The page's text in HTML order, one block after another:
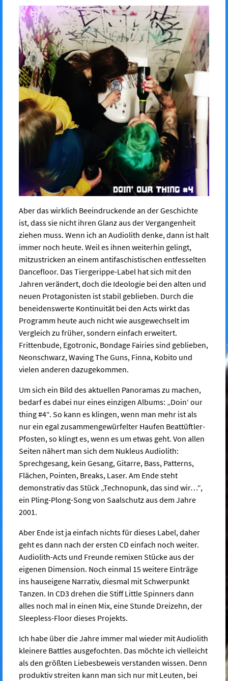
Aber das wirklich Beeindruckende an der Geschichte
ist, dass sie nicht ihren Glanz aus der Vergangenheit
ziehen muss. Wenn ich an Audiolith denke, dann ist halt
immer noch heute. Weil es ihnen weiterhin gelingt,
mitzustricken an einem antifaschistischen entfesselten
Dancefloor. Das Tiergerippe-Label hat sich mit den
Jahren verändert, doch die Ideologie bei den alten und
neuen Protagonisten ist stabil geblieben. Durch die
beneidenswerte Kontinuität bei den Acts wirkt das
Programm heute auch nicht wie ausgewechselt im
Vergleich zu früher, sondern einfach erweitert.
Frittenbude, Egotronic, Bondage Fairies sind geblieben,
Neonschwarz, Waving The Guns, Finna, Kobito und
vielen anderen dazugekommen.
Um sich ein Bild des aktuellen Panoramas zu machen,
bedarf es dabei nur eines einzigen Albums: „Doin‘ our
thing #4“. So kann es klingen, wenn man mehr ist als
nur ein egal zusammengewürfelter Haufen Beattüftler-
Pfosten, so klingt es, wenn es um etwas geht. Von allen
Seiten nähert man sich dem Nukleus Audiolith:
Sprechgesang, kein Gesang, Gitarre, Bass, Patterns,
Flächen, Pointen, Breaks, Laser. Am Ende steht
demonstrativ das Stück „Technopunk, das sind wir…“,
ein Pling-Plong-Song von Saalschutz aus dem Jahre
2001.
Aber Ende ist ja einfach nichts für dieses Label, daher
geht es dann nach der ersten CD einfach noch weiter.
Audiolith-Acts und Freunde remixen Stücke aus der
eigenen Dimension. Noch einmal 15 weitere Einträge
ins hauseigene Narrativ, diesmal mit Schwerpunkt
Tanzen. In CD3 drehen die Stiff Little Spinners dann
alles noch mal in einen Mix, eine Stunde Dreizehn, der
Sleepless-Floor dieses Projekts.
Ich habe über die Jahre immer mal wieder mit Audiolith
kleinere Battles ausgefochten. Das möchte ich vielleicht
als den größten Liebesbeweis verstanden wissen. Denn
produktiv streiten kann man sich nur mit Leuten, bei